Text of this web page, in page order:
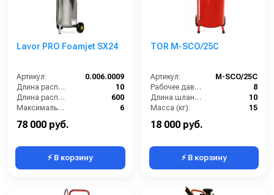
Lavor PRO Foamjet SX24
Артикул:
0.006.0009
Длина распылительного шланга (м):
10
Длина распылителя (мм):
600
Максимальное давление на выходе (бар):
6
78 000 руб.
⚡ В корзину
TOR M-SCO/25C
Артикул:
M-SCO/25C
Рабочее давление (бар):
8
Длина шланга (м):
10
Масса (кг):
15
18 000 руб.
⚡ В корзину